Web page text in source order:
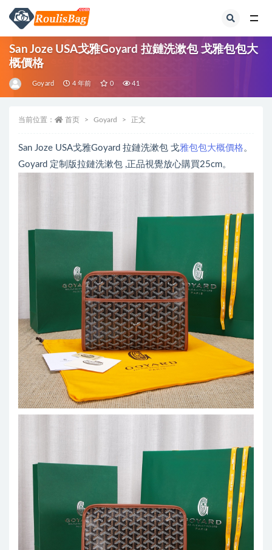
San Joze USA戈雅Goyard 拉鏈洗漱包 戈雅包包大
概價格
Goyard 4 年前 0 41
当前位置： 首页 Goyard 正文
San Joze USA戈雅Goyard 拉鏈洗漱包 戈雅包包大概價格。
Goyard 定制版拉鏈洗漱包 ,正品視覺放心購買25cm。